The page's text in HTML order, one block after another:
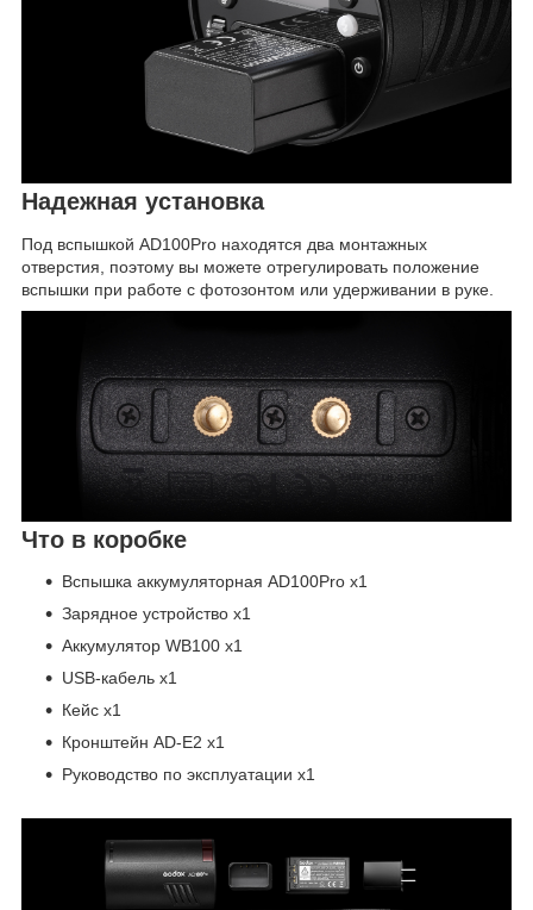
Надежная установка
Под вспышкой AD100Pro находятся два монтажных
отверстия, поэтому вы можете отрегулировать положение
вспышки при работе с фотозонтом или удерживании в руке.
Что в коробке
Вспышка аккумуляторная AD100Pro х1
Зарядное устройство х1
Аккумулятор WB100 х1
USB-кабель х1
Кейс х1
Кронштейн AD-E2 х1
Руководство по эксплуатации х1